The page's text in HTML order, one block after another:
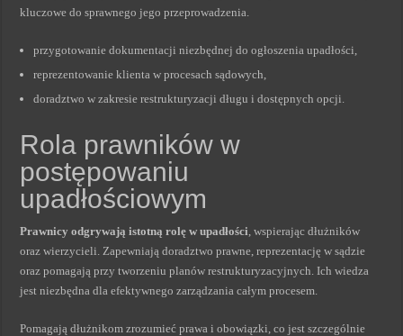
kluczowe do sprawnego jego przeprowadzenia.
przygotowanie dokumentacji niezbędnej do ogłoszenia upadłości,
reprezentowanie klienta w procesach sądowych,
doradztwo w zakresie restrukturyzacji długu i dostępnych opcji.
Rola prawników w
postępowaniu
upadłościowym
Prawnicy odgrywają istotną rolę w upadłości, wspierając dłużników
oraz wierzycieli. Zapewniają doradztwo prawne, reprezentację w sądzie
oraz pomagają przy tworzeniu planów restrukturyzacyjnych. Ich wiedza
jest niezbędna dla efektywnego zarządzania całym procesem.
Pomagają dłużnikom zrozumieć prawa i obowiązki, co jest szczególnie